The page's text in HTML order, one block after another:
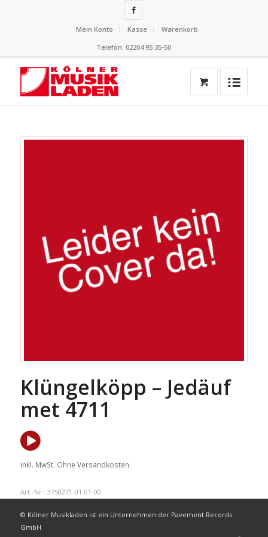
Mein Konto Kasse
Warenkorb
Telefon: 02204 95 35-50
Klüngelköpp – Jedäuf
met 4711
inkl. MwSt. Ohne Versandkosten
Art.-Nr.: 3758271-01-01-00
© Kölner Musikladen ist ein Unternehmen der Pavement Records
GmbH